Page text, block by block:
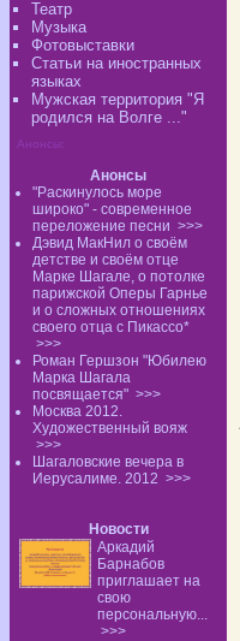
Театр
Музыка
Фотовыставки
Статьи на иностранных
языках
Мужская территория "Я
родился на Волге ..."
Анонсы:
Анонсы
"Раскинулось море
широко" - современное
переложение песни >>>
Дэвид МакНил о своём
детстве и своём отце
Марке Шагале, о потолке
парижской Оперы Гарнье
и о сложных отношениях
своего отца с Пикассо*
>>>
Роман Гершзон "Юбилею
Марка Шагала
посвящается" >>>
Москва 2012.
Художественный вояж
>>>
Шагаловские вечера в
Иерусалиме. 2012 >>>
Новости
Аркадий
Барнабов
приглашает на
свою
персональную...
>>>